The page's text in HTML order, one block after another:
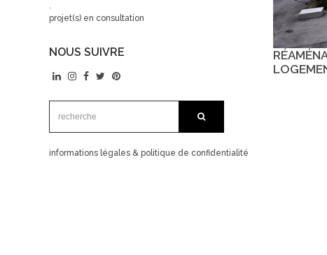
.
projet(s) en consultation
NOUS SUIVRE
informations légales & politique de confidentialité